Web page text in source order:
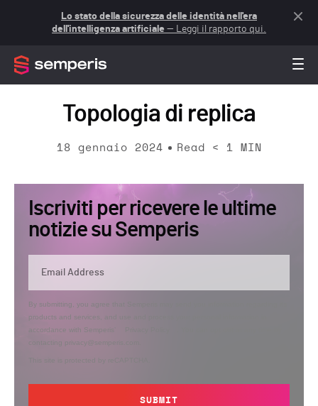
Lo stato della sicurezza delle identità nell'era
dell'intelligenza artificiale — Leggi il rapporto qui.
Topologia di replica
18 gennaio 2024 Read < 1 MIN
Iscriviti per ricevere le ultime
notizie su Semperis
By submitting, you agree that Semperis may send you information regarding its
products and services, and use and process your personal information in
accordance with Semperis’
contacting privacy@semperis.com.
This site is protected by reCAPTCHA.
SUBMIT